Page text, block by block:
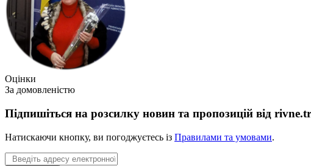
Оцінки
За домовленістю
Підпишіться на розсилку новин та пропозицій від
Натискаючи кнопку, ви погоджуєтесь із Правилами та умовами.
Email